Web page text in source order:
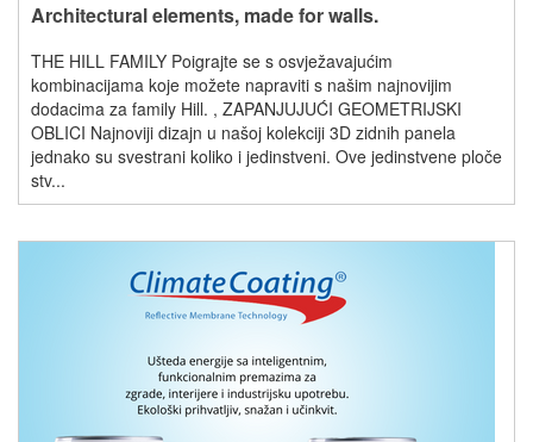
Architectural elements, made for walls.
THE HILL FAMILY Poigrajte se s osvježavajućim
kombinacijama koje možete napraviti s našim najnovijim
dodacima za family Hill. , ZAPANJUJUĆI GEOMETRIJSKI
OBLICI Najnoviji dizajn u našoj kolekciji 3D zidnih panela
jednako su svestrani koliko i jedinstveni. Ove jedinstvene ploče
stv...